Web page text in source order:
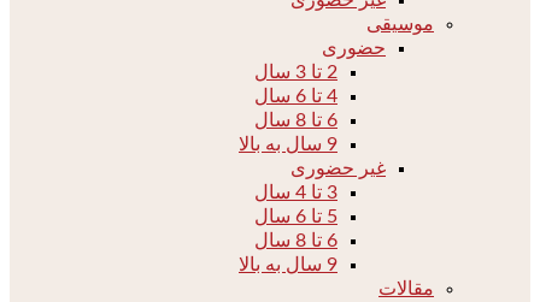
موسیقی
حضوری
2 تا 3 سال
4 تا 6 سال
6 تا 8 سال
9 سال به بالا
غیر حضوری
3 تا 4 سال
5 تا 6 سال
6 تا 8 سال
9 سال به بالا
مقالات